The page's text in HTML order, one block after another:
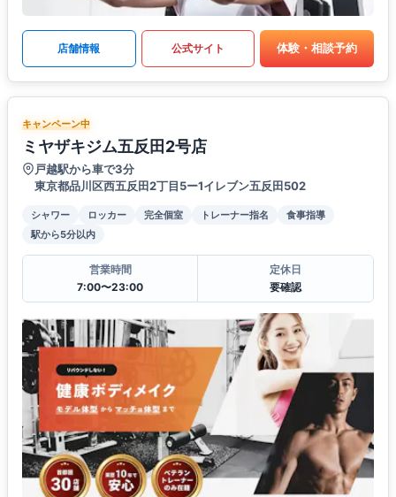
店舗情報 公式サイト 体験・相談予約
キャンペーン中
ミヤザキジム五反田2号店
戸越駅から車で3分
東京都品川区西五反田2丁目5ー1イレブン五反田502
シャワー ロッカー 完全個室 トレーナー指名
食事指導
駅から5分以内
営業時間
7:00〜23:00
定休日
要確認